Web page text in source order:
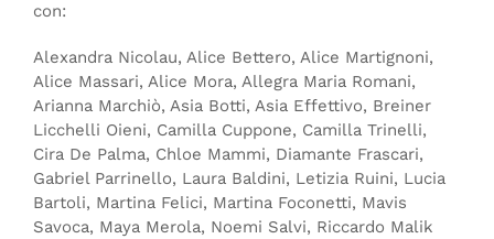
con:
Alexandra Nicolau, Alice Bettero, Alice Martignoni,
Alice Massari, Alice Mora, Allegra Maria Romani,
Arianna Marchiò, Asia Botti, Asia Effettivo, Breiner
Licchelli Oieni, Camilla Cuppone, Camilla Trinelli,
Cira De Palma, Chloe Mammi, Diamante Frascari,
Gabriel Parrinello, Laura Baldini, Letizia Ruini, Lucia
Bartoli, Martina Felici, Martina Foconetti, Mavis
Savoca, Maya Merola, Noemi Salvi, Riccardo Malik